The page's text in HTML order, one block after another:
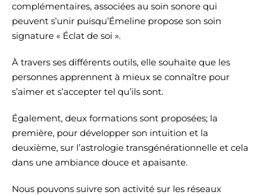
complémentaires, associées au soin sonore qui
peuvent s’unir puisqu’Émeline propose son soin
signature « Éclat de soi ».
À travers ses différents outils, elle souhaite que les
personnes apprennent à mieux se connaître pour
s’aimer et s’accepter tel qu’ils sont.
Également, deux formations sont proposées; la
première, pour développer son intuition et la
deuxième, sur l’astrologie transgénérationnelle et cela
dans une ambiance douce et apaisante.
Nous pouvons suivre son activité sur les réseaux